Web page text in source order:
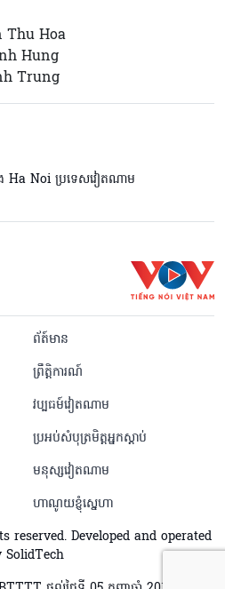
Thu Hoa
Hung
Trung
Ha Noi ប្រទេសវៀតណាម
Khmer
ព័ត៍មាន
ព្រឹត្តិការណ៍
វប្បធម៍វៀតណាម
ប្រអប់សំបុត្រមិត្តអ្នកស្តាប់
មនុស្សវៀតណាម
ហាណូយខ្ញុំស្នេហា
reserved. Developed and operated
SolidTech